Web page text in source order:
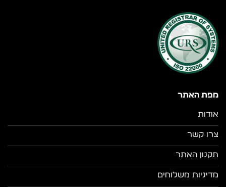
מפת האתר
אודות
צרו קשר
תקנון האתר
מדיניות משלוחים